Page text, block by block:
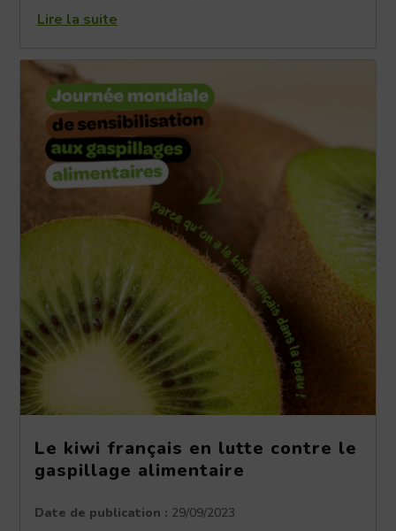
Lire la suite
Le kiwi français en lutte contre le
gaspillage alimentaire
Date de publication : 29/09/2023